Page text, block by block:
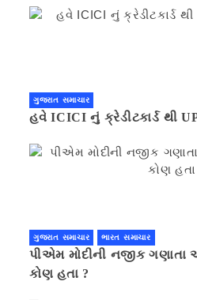
ગુજરાત સમાચાર
હવે ICICI નું ક્રેડીટકાર્ડ થી
ગુજરાત સમાચાર ભારત સમાચાર
પીએમ મોદીની નજીક
કોણ હતા ?